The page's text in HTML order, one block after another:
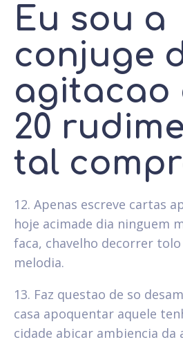
Eu sou a
conjuge
agitacao
20
tal
12. Apenas escreve cartas
hoje acimade dia ninguem
faca, chavelho decorrer tolo
melodia.
13. Faz questao de so
casa apoquentar aquele
cidade abicar ambiencia da